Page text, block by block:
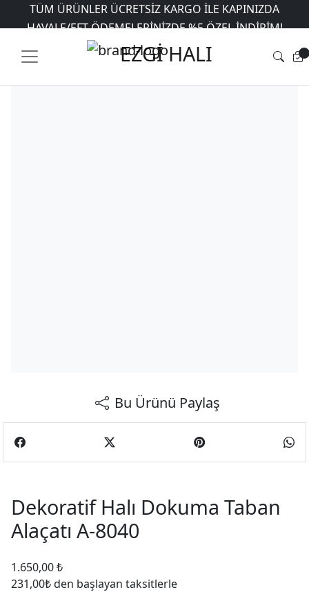
TÜM ÜRÜNLER ÜCRETSIZ KARGO İLE KAPINIZDA
HAVALE/EFT ÖDEMELERINIZDE %5 ÖZEL INDIRIM!
6 AYA VARAN TAKSIT İMKANI
EZGİ HALI
Ana Sayfa/Mağaza/Makinede Yıkanabilir
/ Dekoratif Halı Dokuma Taban Alaçatı A-8040
Bu Ürünü Paylaş
Dekoratif Halı Dokuma Taban
Alaçatı A-8040
1.650,00₺
231,00₺ den başlayan taksitlerle